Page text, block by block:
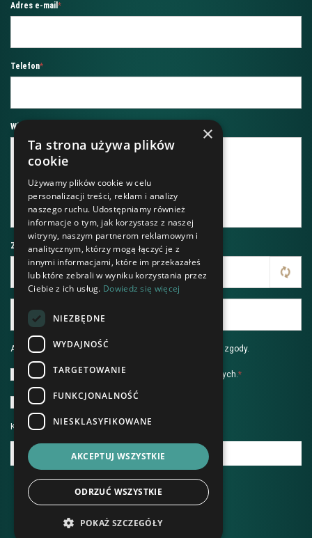
Adres e-mail *
Telefon*
Wiadomość
Zabezpieczenie przed robotami*
Aby wysłać formularz, prosimy zaakceptować poniższe zgody.
Wyrażam zgodę na przetwarzanie danych osobowych.*
Akceptuję politykę prywatności
Klauzula pod zgodami.
WYŚLIJ WIADOMOŚĆ
×
Ta strona używa plików
cookie
Używamy plików cookie w celu
personalizacji treści, reklam i analizy
naszego ruchu. Udostępniamy również
informacje o tym, jak korzystasz z naszej
witryny, naszym partnerom reklamowym i
analitycznym, którzy mogą łączyć je z
innymi informacjami, które im przekazałeś
lub które zebrali w wyniku korzystania przez
Ciebie z ich usług. Dowiedz się więcej
NIEZBĘDNE
WYDAJNOŚĆ
TARGETOWANIE
FUNKCJONALNOŚĆ
NIESKLASYFIKOWANE
AKCEPTUJ WSZYSTKIE
ODRZUĆ WSZYSTKIE
POKAŻ SZCZEGÓŁY